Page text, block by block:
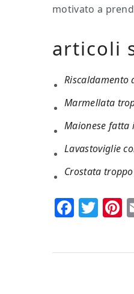
motivato a
articoli
Riscaldamento
Marmellata
Maionese fatta
Lavastoviglie
Crostata